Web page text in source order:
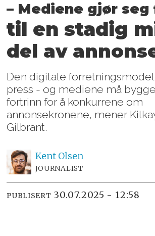
– Mediene gjør
til en stadig
del av
Den digitale
press - og mediene må
fortrinn for å konkurrene om
annonsekronene, mener
Gilbrant.
Kent Olsen
JOURNALIST
PUBLISERT 30.07.2025 - 12:58